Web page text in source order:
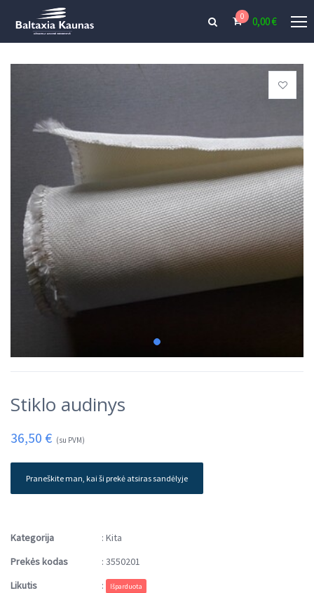
0 0,00€
Stiklo audinys
36,50 € (su PVM)
Praneškite man, kai ši prekė atsiras sandėlyje
Kategorija : Kita
Prekės kodas
: 3550201
Likutis
: Išparduota